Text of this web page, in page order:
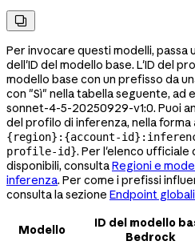

Per invocare questi modelli, passa
dell'ID del modello base. L'ID del
modello base con un prefisso da
con "Sì" nella tabella seguente, ad
sonnet-4-5-20250929-v1:0. Puoi
del profilo di inferenza, nella forma
{region}:{account-
profile-id}. Per l'elenco ufficiale
disponibili, consultaRegioni e
inferenza. Per come i prefissi
consulta la sezione Endpoint
Modello
ID del modello
Bedrock